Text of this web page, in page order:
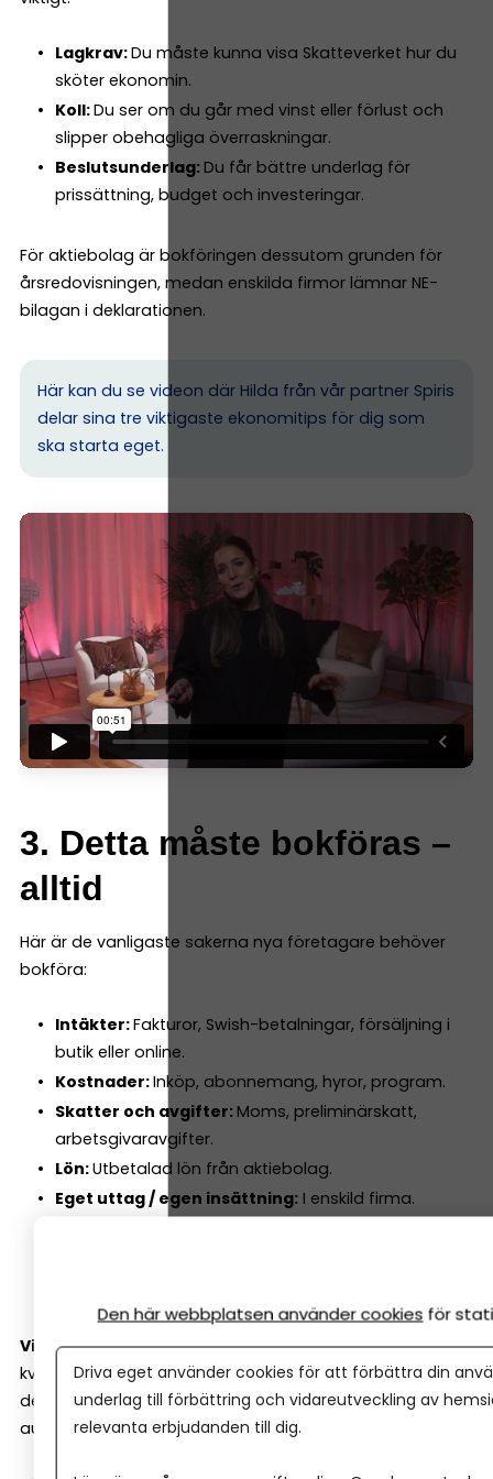
Lagkrav:Du måste kunna visa Skatteverket hur du
sköter ekonomin.
Koll:Du ser om du går med vinst eller förlust och
slipper obehagliga överraskningar.
Beslutsunderlag: Du får bättre underlag för
prissättning, budget och investeringar.
För aktiebolag är bokföringen dessutom grunden för
årsredovisningen, medan enskilda firmor lämnar NE-
bilagan i deklarationen.
Här kan du se videon där Hilda från vår partner Spiris
delar sina tre viktigaste ekonomitips för dig som
ska starta eget.
3. Detta måste bokföras –
alltid
Här är de vanligaste sakerna nya företagare behöver
bokföra:
Intäkter:Fakturor, Swish-betalningar, försäljning i
butik eller online.
Kostnader:Inköp, abonnemang, hyror, program.
Skatter och avgifter: Moms, preliminärskatt,
arbetsgivaravgifter.
Lön:Utbetalad lön från aktiebolag.
Eget uttag / egen insättning:I enskild firma.
Viktigt:Den nya kvittolagen från 2025 innebär att alla
kvitton kan sparas digitalt (äntligen!), även om du fått
dem på papper. Ett bra bokföringsprogram sköter detta
automatiskt genom en smart kvittoapp.
Den här webbplatsen använder cookies för
Driva eget använder cookies för att förbättra din
underlag till förbättring och vidareutveckling av
relevanta erbjudanden till dig.